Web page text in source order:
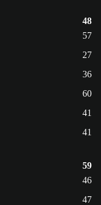
48
57
27
36
60
41
41
59
46
47